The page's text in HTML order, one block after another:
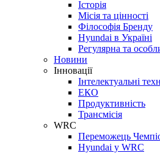
Історія
Місія та цінності
Філософія Бренду
Hyundai в Україні
Регулярна та
Новини
Інновації
Інтелектуальні
ЕКО
Продуктивність
Трансмісія
WRC
Переможець
Hyundai у WRC